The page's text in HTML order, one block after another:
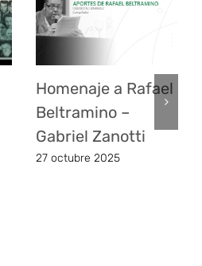
Homenaje a Rafael
Beltramino –
Gabriel Zanotti
27 octubre 2025